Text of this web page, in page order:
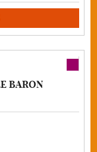
BARON